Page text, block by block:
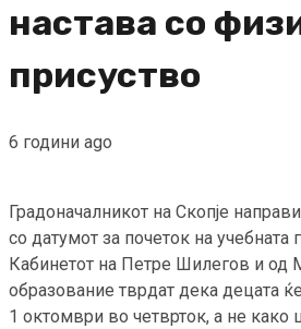
настава со
присуство
6 години ago
Градоначалникот на Скопје
со датумот за почеток на учебната
Кабинетот на Петре Шилегов и од
образование тврдат дека децата
1 октомври во четврток, а не како